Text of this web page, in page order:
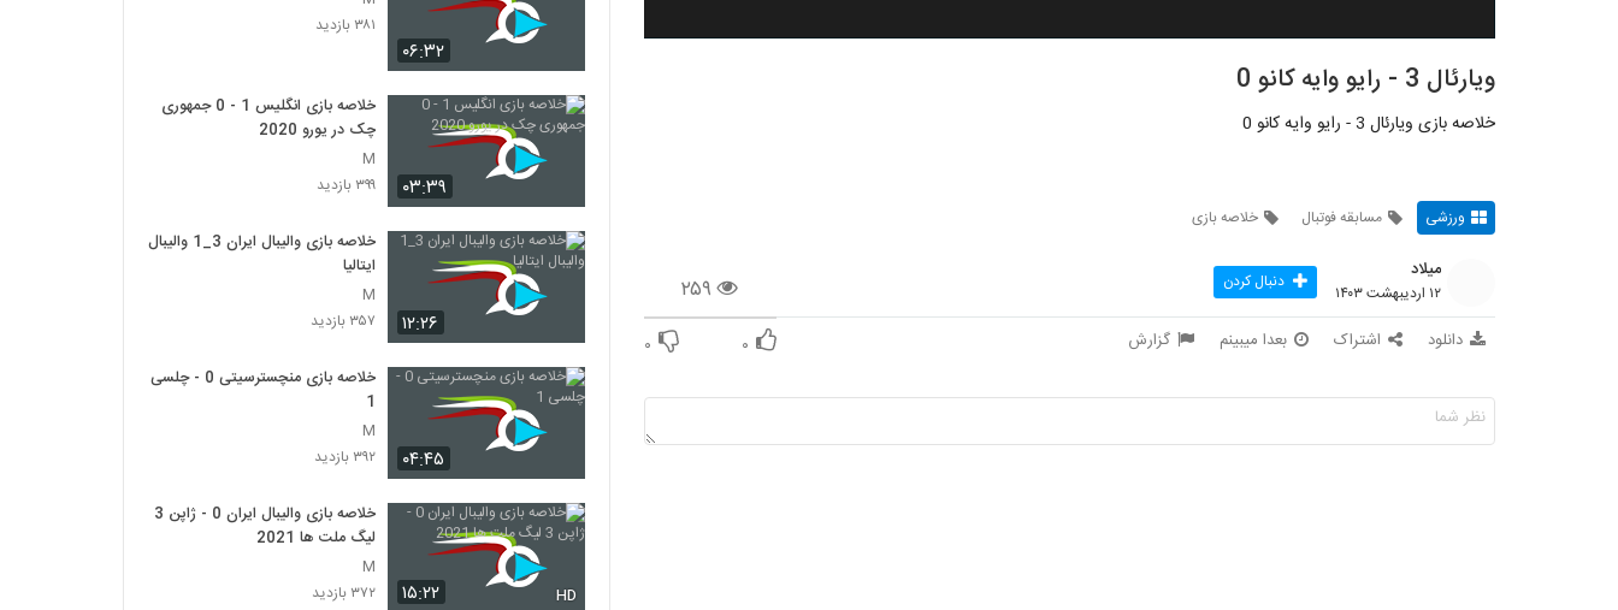
ویارئال 3 - رایو وایه کانو 0
خلاصه بازی ویارئال 3 - رایو وایه کانو 0
ورزشی مسابقه فوتبال خلاصه بازی
۲۵۹
میلاد
۱۲ اردیبهشت ۱۴۰۳ دنبال کردن
دانلود اشتراک بعدا میبینم گزارش ۰ ۰
۰۶:۳۲
۳۸۱ بازدید
۰۳:۳۹
خلاصه بازی انگلیس 1 - 0 جمهوری
چک در یورو 2020
M
۳۹۹ بازدید
۱۲:۲۶
خلاصه بازی والیبال ایران 3_1 والیبال
ایتالیا
M
۳۵۷ بازدید
۰۴:۴۵
خلاصه بازی منچسترسیتی 0 - چلسی
1
M
۳۹۲ بازدید
۱۵:۲۲ HD
خلاصه بازی والیبال ایران 0 - ژاپن 3
لیگ ملت ها 2021
M
۳۷۲ بازدید